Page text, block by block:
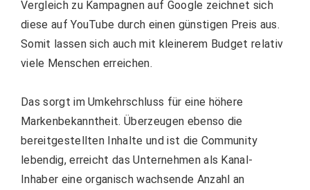
Vergleich zu Kampagnen auf Google zeichnet sich
diese auf YouTube durch einen günstigen Preis aus.
Somit lassen sich auch mit kleinerem Budget relativ
viele Menschen erreichen.
Das sorgt im Umkehrschluss für eine höhere
Markenbekanntheit. Überzeugen ebenso die
bereitgestellten Inhalte und ist die Community
lebendig, erreicht das Unternehmen als Kanal-
Inhaber eine organisch wachsende Anzahl an